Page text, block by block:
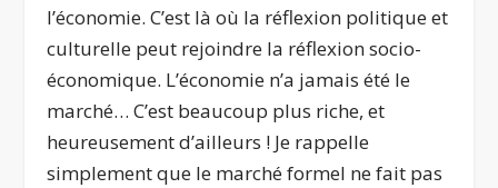
l’économie. C’est là où la réflexion politique et
culturelle peut rejoindre la réflexion socio-
économique. L’économie n’a jamais été le
marché… C’est beaucoup plus riche, et
heureusement d’ailleurs ! Je rappelle
simplement que le marché formel ne fait pas